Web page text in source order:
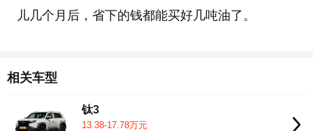
儿几个月后，省下的钱都能买好几吨油了。
相关车型
钛3
13.38-17.78万元